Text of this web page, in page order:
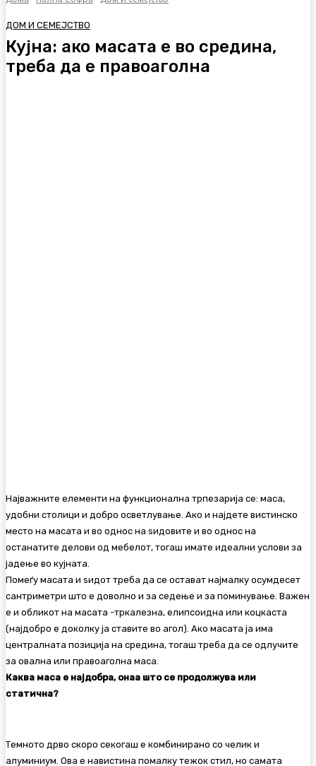
ДОМ И СЕМЕЈСТВО
Кујна: ако масата е во средина,
треба да е правоаголна
Најважните елементи на функционална трпезарија се: маса,
удобни столици и добро осветлување. Ако и најдете вистинско
место на масата и во однос на ѕидовите и во однос на
останатите делови од мебелот, тогаш имате идеални услови за
јадење во кујната.
Помеѓу масата и ѕидот треба да се остават најмалку осумдесет
сантриметри што е доволно и за седење и за поминување. Важен
е и обликот на масата -тркалезна, елипсоидна или коцкаста
(најдобро е доколку ја ставите во агол). Ако масата ја има
централната позиција на средина, тогаш треба да се одлучите
за овална или правоаголна маса.
Каква маса е најдобра, онаа што се продолжува или
статична?
Темното дрво скоро секогаш е комбинирано со челик и
алуминиум. Ова е навистина помалку тежок стил, но самата